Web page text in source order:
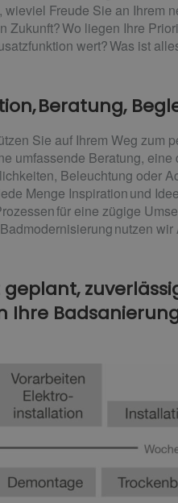
wieviel Freude Sie an Ihrem
Zukunft? Wo liegen Ihre
wert? Was ist
Beratung,
Sie auf Ihrem Weg zum
umfassende Beratung,
Beleuchtung oder
Menge Inspiration und
für eine zügige
nutzen
geplant,
Ihre